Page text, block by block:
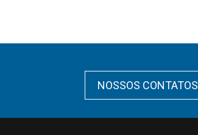
NOSSOS CONTATOS